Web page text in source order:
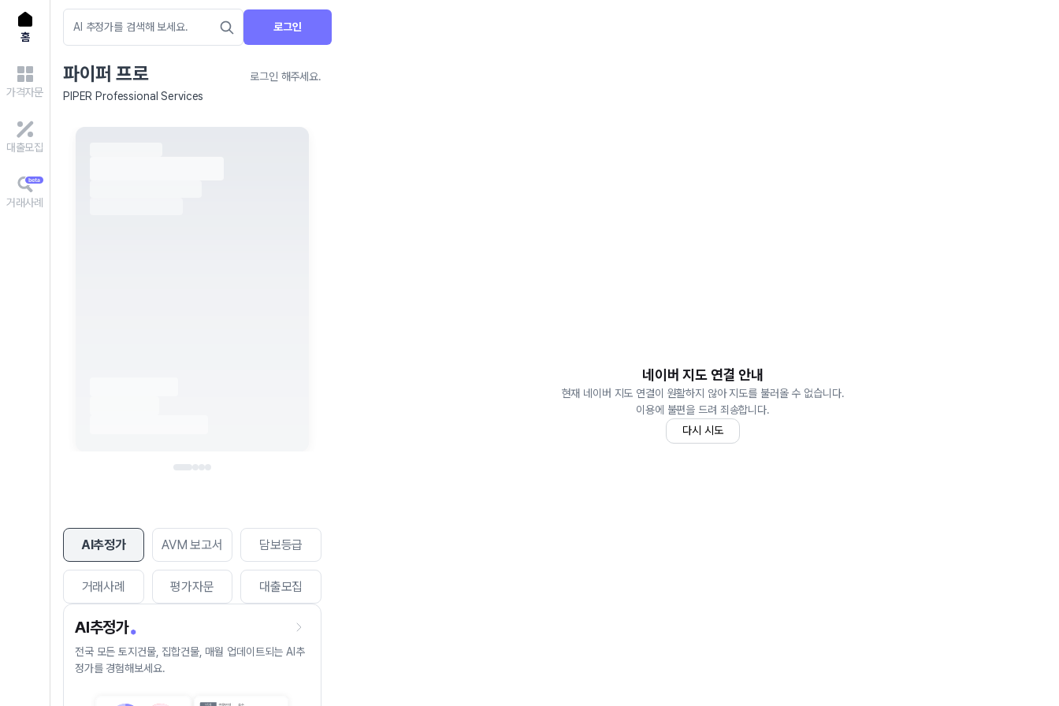
홈
가격자문
대출모집
거래사례
로그인
파이퍼 프로
로그인 해주세요.
PIPER Professional Services
AI추정가 AVM 보고서 담보등급
거래사례 평가자문 대출모집
AI추정가
전국 모든 토지건물, 집합건물, 매월 업데이트되는 AI추
정가를 경험해보세요.
네이버 지도 연결 안내
현재 네이버 지도 연결이 원활하지 않아 지도를 불러올 수 없습니다.
이용에 불편을 드려 죄송합니다.
다시 시도